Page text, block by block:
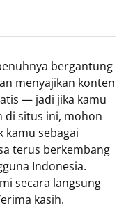
bergantung
menyajikan konten
— jadi jika kamu
di situs ini, mohon
kamu sebagai
terus berkembang
Indonesia.
secara langsung
kasih.